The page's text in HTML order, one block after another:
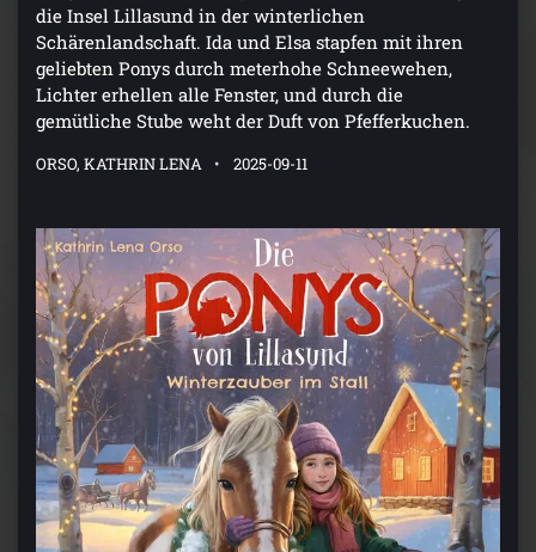
die Insel Lillasund in der winterlichen
Schärenlandschaft. Ida und Elsa stapfen mit ihren
geliebten Ponys durch meterhohe Schneewehen,
Lichter erhellen alle Fenster, und durch die
gemütliche Stube weht der Duft von Pfefferkuchen.
ORSO, KATHRIN LENA 2025-09-11